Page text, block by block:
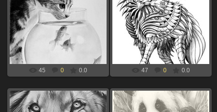
06.09.2024
кот и рыбки для выжигания по
дереву
xBOINGx
45 0 0.0
06.09.2024
дикий волк для выжигания по
дереву
xBOINGx
47 0 0.0